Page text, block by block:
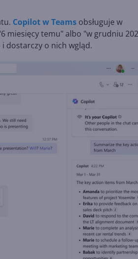
Copilot w Teams obsługuje w
miesięcy temu" albo "w grudniu
dostarczy o nich wgląd.